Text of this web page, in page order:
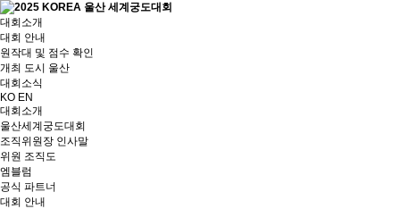
대회소개
대회 안내
원작대 및 점수 확인
개최 도시 울산
대회소식
KO EN
대회소개
울산세계궁도대회
조직위원장 인사말
위원 조직도
엠블럼
공식 파트너
대회 안내